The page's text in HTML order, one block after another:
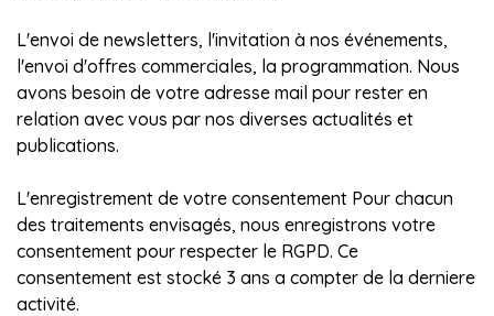
L'envoi de newsletters, l'invitation à nos événements,
l'envoi d'offres commerciales, la programmation. Nous
avons besoin de votre adresse mail pour rester en
relation avec vous par nos diverses actualités et
publications.
L'enregistrement de votre consentement Pour chacun
des traitements envisagés, nous enregistrons votre
consentement pour respecter le RGPD. Ce
consentement est stocké 3 ans a compter de la derniere
activité.